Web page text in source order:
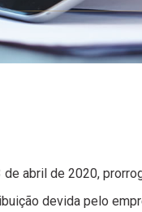
abril de 2020,
devida pelo